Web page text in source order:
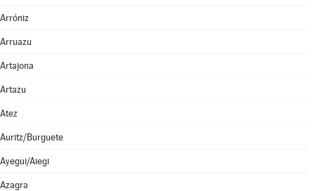
Arróniz
Arruazu
Artajona
Artazu
Atez
Auritz/Burguete
Ayegui/Aiegi
Azagra